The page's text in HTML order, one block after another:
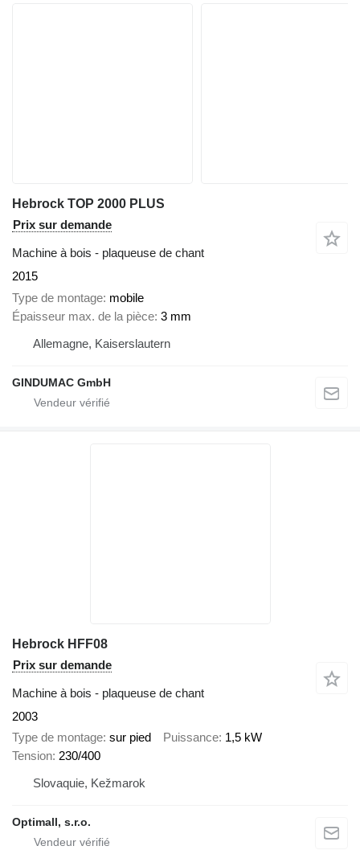
Hebrock TOP 2000 PLUS
Prix sur demande
Machine à bois - plaqueuse de chant
2015
Type de montage mobile
Épaisseur max. de la pièce 3 mm
Allemagne, Kaiserslautern
GINDUMAC GmbH
Hebrock HFF08
Prix sur demande
Machine à bois - plaqueuse de chant
2003
Type de montage sur pied Puissance 1,5 kW
Tension 230/400
Slovaquie, Kežmarok
Optimall, s.r.o.